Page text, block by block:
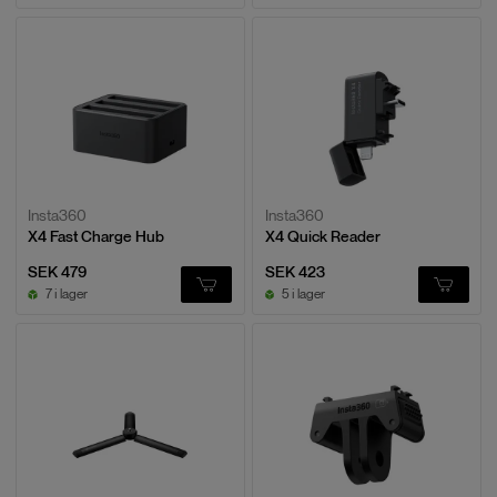
Insta360
X4 Fast Charge Hub
SEK 479
7 i lager
Insta360
X4 Quick Reader
SEK 423
5 i lager